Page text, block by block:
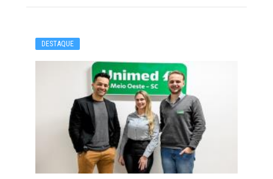
DESTAQUE